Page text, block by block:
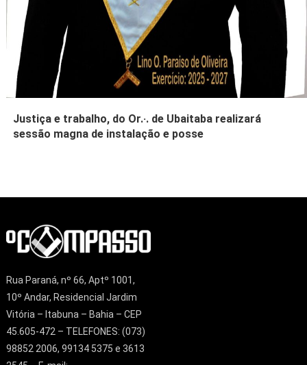
Justiça e trabalho, do Or.·. de Ubaitaba realizará
sessão magna de instalação e posse
Rua Paraná, nº 66, Aptº 1001,
10º Andar, Residencial Jardim
Vitória – Itabuna – Bahia – CEP
45.605-472 – TELEFONES: (073)
98852 2006, 99134 5375 e 3613